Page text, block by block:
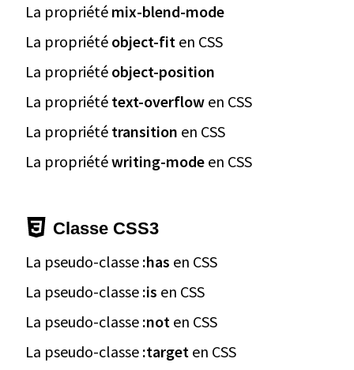
La propriété mix-blend-mode
La propriété object-fit en CSS
La propriété object-position
La propriété text-overflow en CSS
La propriété transition en CSS
La propriétéwriting-mode en CSS
Classe CSS3
La pseudo-classe :has en CSS
La pseudo-classe :is en CSS
La pseudo-classe :not en CSS
La pseudo-classe :target en CSS